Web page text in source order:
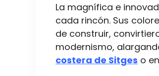
La magnífica e
cada rincón. Sus
de construir,
modernismo,
costera de Sitges o